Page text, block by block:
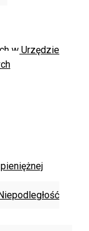
w Urzędzie